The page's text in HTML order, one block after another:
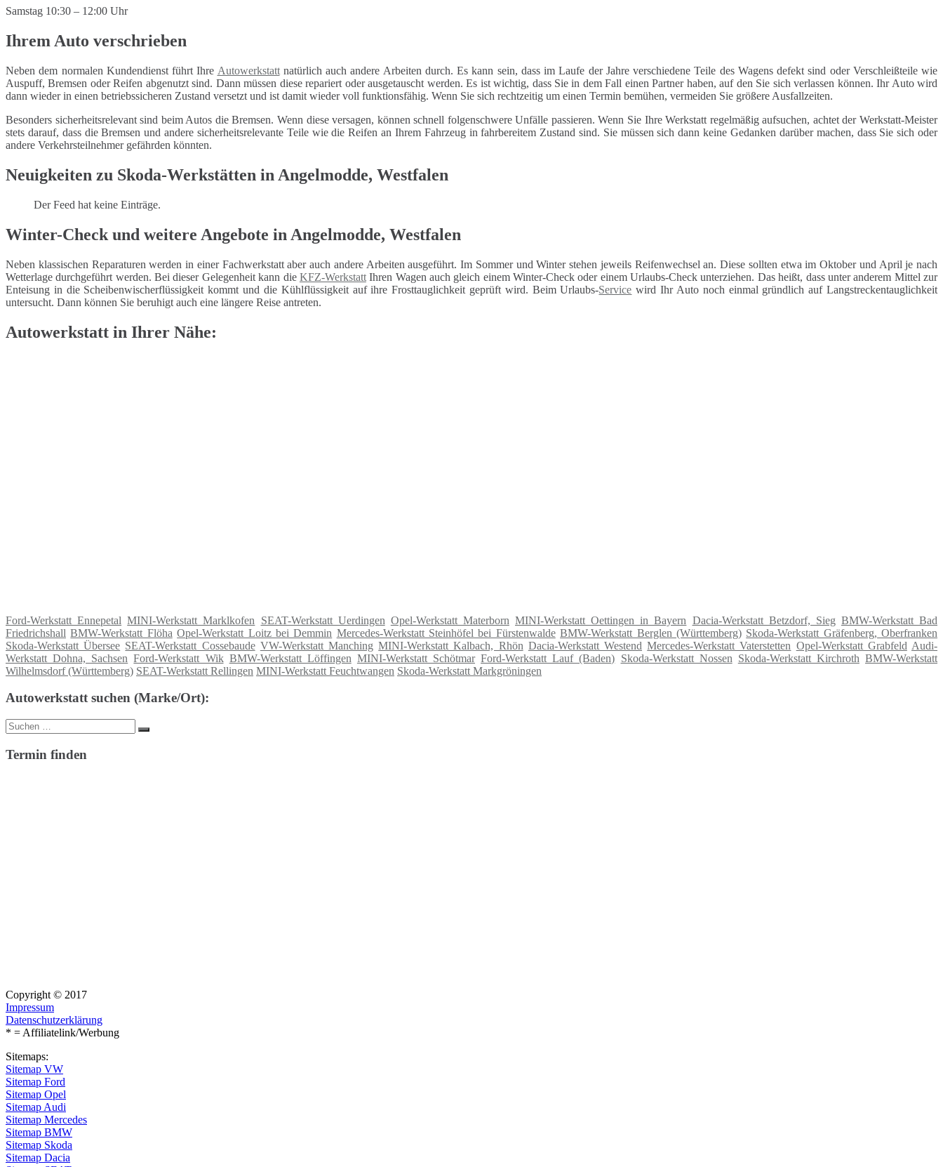
Samstag 10:30 – 12:00 Uhr
Ihrem Auto verschrieben
Neben dem normalen Kundendienst führt Ihre Autowerkstattnatürlich auch andere Arbeiten durch. Es kann sein, dass im Laufe der Jahre verschiedene Teile des Wagens defekt sind oder Verschleißteile wie
Auspuff, Bremsen oder Reifen abgenutzt sind. Dann müssen diese repariert oder ausgetauscht werden. Es ist wichtig, dass Sie in dem Fall einen Partner haben, auf den Sie sich verlassen können. Ihr Auto wird
dann wieder in einen betriebssicheren Zustand versetzt und ist damit wieder voll funktionsfähig. Wenn Sie sich rechtzeitig um einen Termin bemühen, vermeiden Sie größere Ausfallzeiten.
Besonders sicherheitsrelevant sind beim Autos die Bremsen. Wenn diese versagen, können schnell folgenschwere Unfälle passieren. Wenn Sie Ihre Werkstatt regelmäßig aufsuchen, achtet der Werkstatt-Meister
stets darauf, dass die Bremsen und andere sicherheitsrelevante Teile wie die Reifen an Ihrem Fahrzeug in fahrbereitem Zustand sind. Sie müssen sich dann keine Gedanken darüber machen, dass Sie sich oder
andere Verkehrsteilnehmer gefährden könnten.
Neuigkeiten zu Skoda-Werkstätten in Angelmodde, Westfalen
Der Feed hat keine Einträge.
Winter-Check und weitere Angebote in Angelmodde, Westfalen
Neben klassischen Reparaturen werden in einer Fachwerkstatt aber auch andere Arbeiten ausgeführt. Im Sommer und Winter stehen jeweils Reifenwechsel an. Diese sollten etwa im Oktober und April je nach
Wetterlage durchgeführt werden. Bei dieser Gelegenheit kann die KFZ-WerkstattIhren Wagen auch gleich einem Winter-Check oder einem Urlaubs-Check unterziehen. Das heißt, dass unter anderem Mittel zur
Enteisung in die Scheibenwischerflüssigkeit kommt und die Kühlflüssigkeit auf ihre Frosttauglichkeit geprüft wird. Beim Urlaubs-Service wird Ihr Auto noch einmal gründlich auf Langstreckentauglichkeit
untersucht. Dann können Sie beruhigt auch eine längere Reise antreten.
Autowerkstatt in Ihrer Nähe:
Ford-Werkstatt Ennepetal MINI-Werkstatt Marklkofen SEAT-Werkstatt Uerdingen Opel-Werkstatt Materborn MINI-Werkstatt Oettingen in Bayern Dacia-Werkstatt Betzdorf, Sieg BMW-Werkstatt Bad
Friedrichshall BMW-Werkstatt Flöha Opel-Werkstatt Loitz bei Demmin Mercedes-Werkstatt Steinhöfel bei Fürstenwalde BMW-Werkstatt Berglen (Württemberg) Skoda-Werkstatt Gräfenberg, Oberfranken
Skoda-Werkstatt Übersee SEAT-Werkstatt Cossebaude VW-Werkstatt Manching MINI-Werkstatt Kalbach, Rhön Dacia-Werkstatt Westend Mercedes-Werkstatt Vaterstetten Opel-Werkstatt Grabfeld Audi-
Werkstatt Dohna, Sachsen Ford-Werkstatt Wik BMW-Werkstatt Löffingen MINI-Werkstatt Schötmar Ford-Werkstatt Lauf (Baden) Skoda-Werkstatt Nossen Skoda-Werkstatt Kirchroth BMW-Werkstatt
Wilhelmsdorf (Württemberg) SEAT-Werkstatt Rellingen MINI-Werkstatt Feuchtwangen Skoda-Werkstatt Markgröningen
Autowerkstatt suchen (Marke/Ort):
Suche
nach:
Suchen
Termin finden
Copyright © 2017
Impressum
Datenschutzerklärung
* = Affiliatelink/Werbung
Sitemaps:
Sitemap VW
Sitemap Ford
Sitemap Opel
Sitemap Audi
Sitemap Mercedes
Sitemap BMW
Sitemap Skoda
Sitemap Dacia